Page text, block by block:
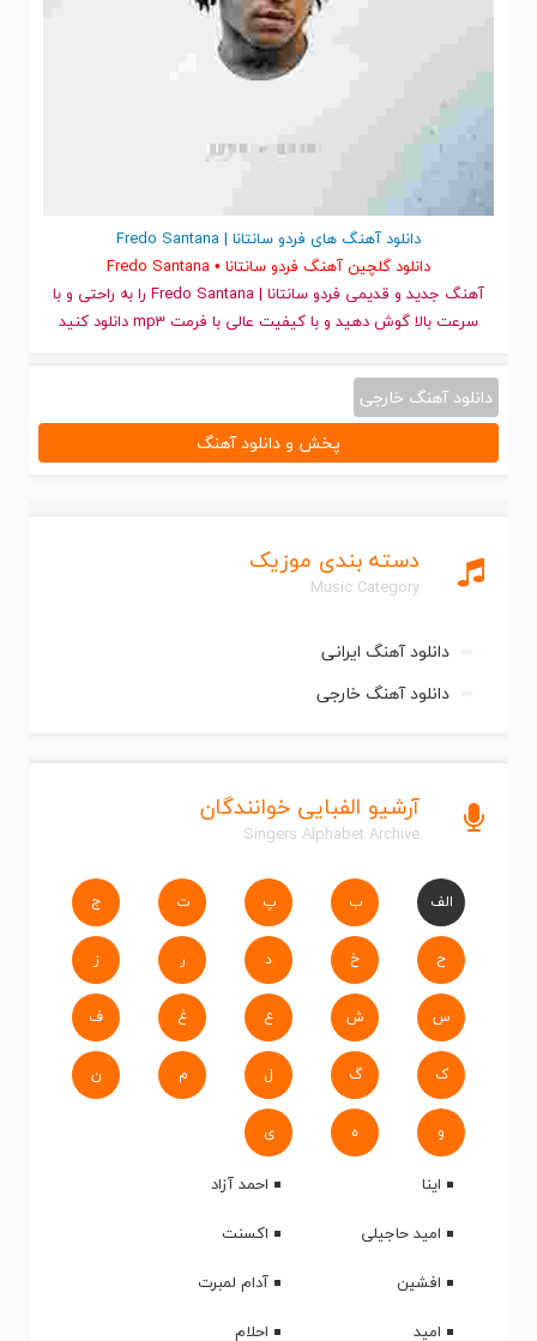
دسته بندی موزیک
Music Category
دانلود آهنگ ایرانی
دانلود آهنگ خارجی
آرشیو الفبایی خوانندگان
Singers Alphabet Archive
الف ب پ ت ج
ح خ د ر ز
س ش ع غ ف
ک گ ل م ن
و ه ی
اینا
احمد آزاد
امید حاجیلی
اکسنت
افشین
آدام لمبرت
امید
احلام
دانلود آهنگ های فردو سانتانا | Fredo Santana
دانلود گلچین آهنگ فردو سانتانا • Fredo Santana
آهنگ جدید
و قدیمی فردو سانتانا | Fredo Santana را به راحتی و با
سرعت بالا گوش دهید و با کیفیت عالی با فرمت mp3 دانلود کنید
دانلود آهنگ خارجی
پخش و دانلود آهنگ